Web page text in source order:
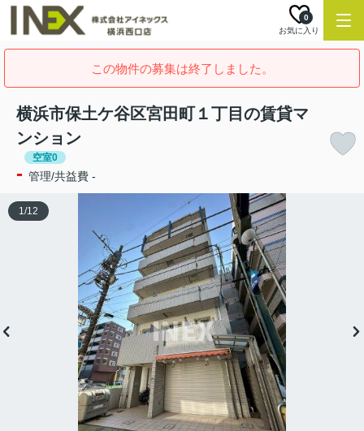
お気に入り
0
この物件の募集は終了しました。
横浜市保土ケ谷区宮田町１丁目の賃貸マ
ンション
空室0
- 管理/共益費 -
1/12